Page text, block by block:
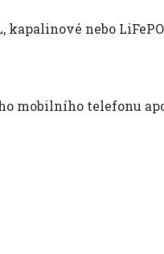
kapalinové nebo
mobilního telefonu